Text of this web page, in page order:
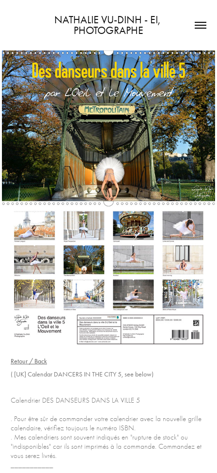
NATHALIE VU-DINH - EI,
PHOTOGRAPHE
Retour / Back
( [UK] Calendar DANCERS IN THE CITY 5, see below)
Calendrier DES DANSEURS DANS LA VILLE 5
. Pour être sûr de commander votre calendrier avec la nouvelle grille
calendaire, vérifiez toujours le numéro ISBN.
. Mes calendriers sont souvent indiqués en "rupture de stock" ou
"indisponibles" car ils sont imprimés à la commande. Commandez et
vous serez livrés.